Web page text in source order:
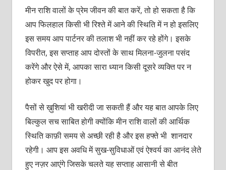
मीन राशि वालों के प्रेम जीवन की बात करें, तो हो सकता है कि
आप फिलहाल किसी भी रिश्ते में आने की स्थिति में न हो इसलिए
इस समय आप पार्टनर की तलाश भी नहीं कर रहे होंगे। इसके
विपरीत, इस सप्ताह आप दोस्तों के साथ मिलना-जुलना पसंद
करेंगे और ऐसे में, आपका सारा ध्यान किसी दूसरे व्यक्ति पर न
होकर खुद पर होगा।
पैसों से ख़ुशियां भी खरीदी जा सकती हैं और यह बात आपके लिए
बिल्कुल सच साबित होगी क्योंकि मीन राशि वालों की आर्थिक
स्थिति काफ़ी समय से अच्छी रही है और इस हफ्ते भी शानदार
रहेगी। आप इस अवधि में सुख-सुविधाओं एवं ऐश्वर्य का आनंद लेते
हुए नज़र आएंगे जिसके चलते यह सप्ताह आसानी से बीत